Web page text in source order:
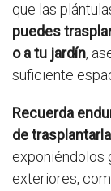
que las
puedes
o a tu jardín,
suficiente
Recuerda
de
exponiéndolos
exteriores,